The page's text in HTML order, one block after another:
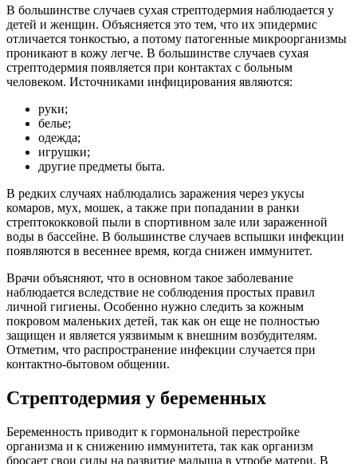
В большинстве случаев сухая стрептодермия наблюдается у
детей и женщин. Объясняется это тем, что их эпидермис
отличается тонкостью, а потому патогенные микроорганизмы
проникают в кожу легче. В большинстве случаев сухая
стрептодермия появляется при контактах с больным
человеком. Источниками инфицирования являются:
руки;
белье;
одежда;
игрушки;
другие предметы быта.
В редких случаях наблюдались заражения через укусы
комаров, мух, мошек, а также при попадании в ранки
стрептококковой пыли в спортивном зале или зараженной
воды в бассейне. В большинстве случаев вспышки инфекции
появляются в весеннее время, когда снижен иммунитет.
Врачи объясняют, что в основном такое заболевание
наблюдается вследствие не соблюдения простых правил
личной гигиены. Особенно нужно следить за кожным
покровом маленьких детей, так как он еще не полностью
защищен и является уязвимым к внешним возбудителям.
Отметим, что распространение инфекции случается при
контактно-бытовом общении.
Стрептодермия у беременных
Беременность приводит к гормональной перестройке
организма и к снижению иммунитета, так как организм
бросает свои силы на развитие малыша в утробе матери. В